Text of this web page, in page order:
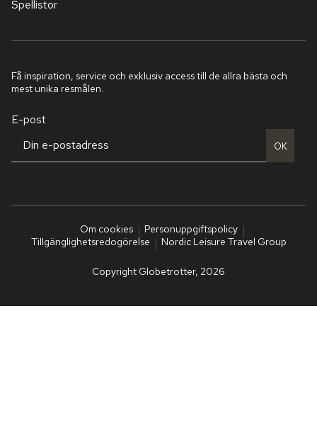
Spellistor
Få inspiration, service och exklusiv access till de allra bästa och
mest unika resmålen.
E-post
OK
Om cookies
Personuppgiftspolicy
Tillgänglighetsredogörelse
Nordic Leisure Travel Group
Copyright Globetrotter, 2026